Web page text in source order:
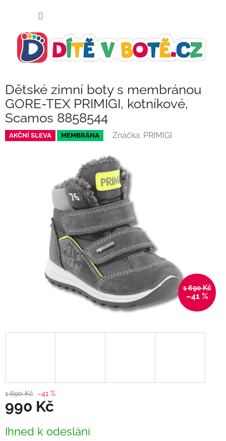
Dětské zimní boty s membránou
GORE-TEX PRIMIGI, kotníkové,
Scamos 8858544
AKČNÍ SLEVA MEMBRÁNA Značka: PRIMIGI
1 690 Kč
–41 %
1 690 Kč –41 %
990 Kč
cena:
Ihned k odeslání